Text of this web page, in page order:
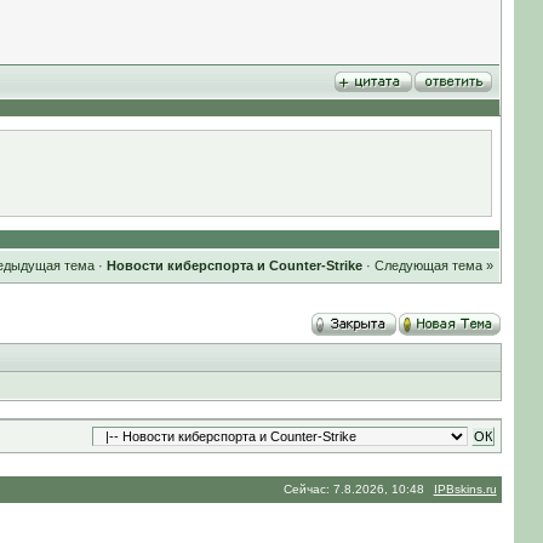
тема ·Новости киберспорта и Counter-Strike ·Следующая тема »
Сейчас: 7.8.2026, 10:48 IPBskins.ru